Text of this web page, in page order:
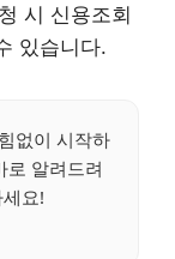
시 신용조회
있습니다.
없이 시작하
로 알려드려
요!